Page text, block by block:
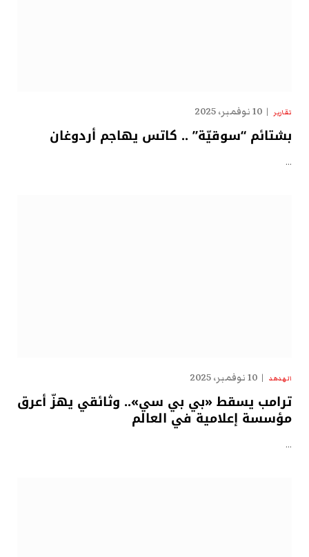
تقارير 10 نوفمبر، 2025
بشتائم “سوقيّة” .. كاتس يهاجم أردوغان
…
الهدهد 10 نوفمبر، 2025
ترامب يسقط «بي بي سي».. وثائقي يهزّ أعرق
مؤسسة إعلامية في العالم
…